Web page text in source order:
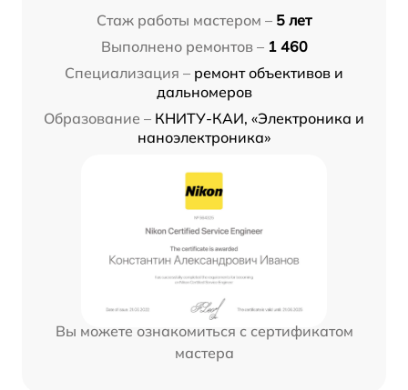
Стаж работы мастером – 5 лет
Выполнено ремонтов – 1 460
Специализация – ремонт объективов и
дальномеров
Образование – КНИТУ-КАИ, «Электроника и
наноэлектроника»
Вы можете ознакомиться с сертификатом
мастера